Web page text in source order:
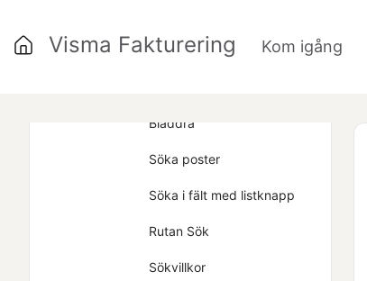
Kom igång
Visma Fakturering
Radera rad
Bläddra
Söka poster
Söka i fält med listknapp
Rutan Sök
Sökvillkor